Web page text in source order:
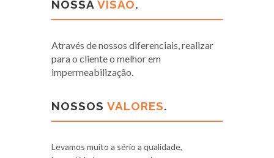
NOSSA VISÃO.
Através de nossos diferenciais, realizar
para o cliente o melhor em
impermeabilização.
NOSSOS VALORES.
Levamos muito a sério a qualidade,